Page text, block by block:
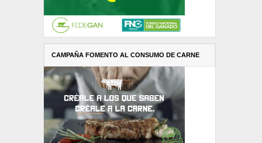
CAMPAÑA FOMENTO AL CONSUMO DE CARNE